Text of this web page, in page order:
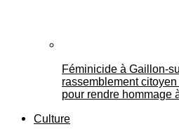
Féminicide à
rassemblement
pour rendre hommage
Culture